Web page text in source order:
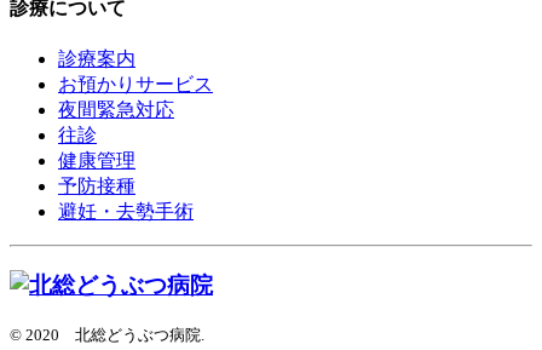
診療について
診療案内
お預かりサービス
夜間緊急対応
往診
健康管理
予防接種
避妊・去勢手術
© 2020 北総どうぶつ病院.